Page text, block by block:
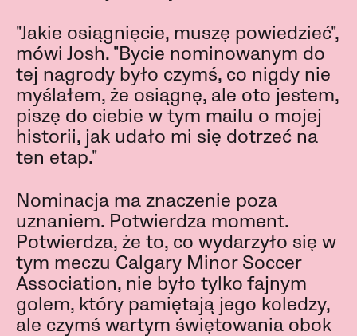
"Jakie osiągnięcie, muszę powiedzieć",
mówi Josh. "Bycie nominowanym do
tej nagrody było czymś, co nigdy nie
myślałem, że osiągnę, ale oto jestem,
piszę do ciebie w tym mailu o mojej
historii, jak udało mi się dotrzeć na
ten etap."
Nominacja ma znaczenie poza
uznaniem. Potwierdza moment.
Potwierdza, że to, co wydarzyło się w
tym meczu Calgary Minor Soccer
Association, nie było tylko fajnym
golem, który pamiętają jego koledzy,
ale czymś wartym świętowania obok